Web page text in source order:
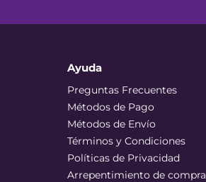
Ayuda
Preguntas Frecuentes
Métodos de Pago
Métodos de Envío
Términos y Condiciones
Políticas de Privacidad
Arrepentimiento de compra